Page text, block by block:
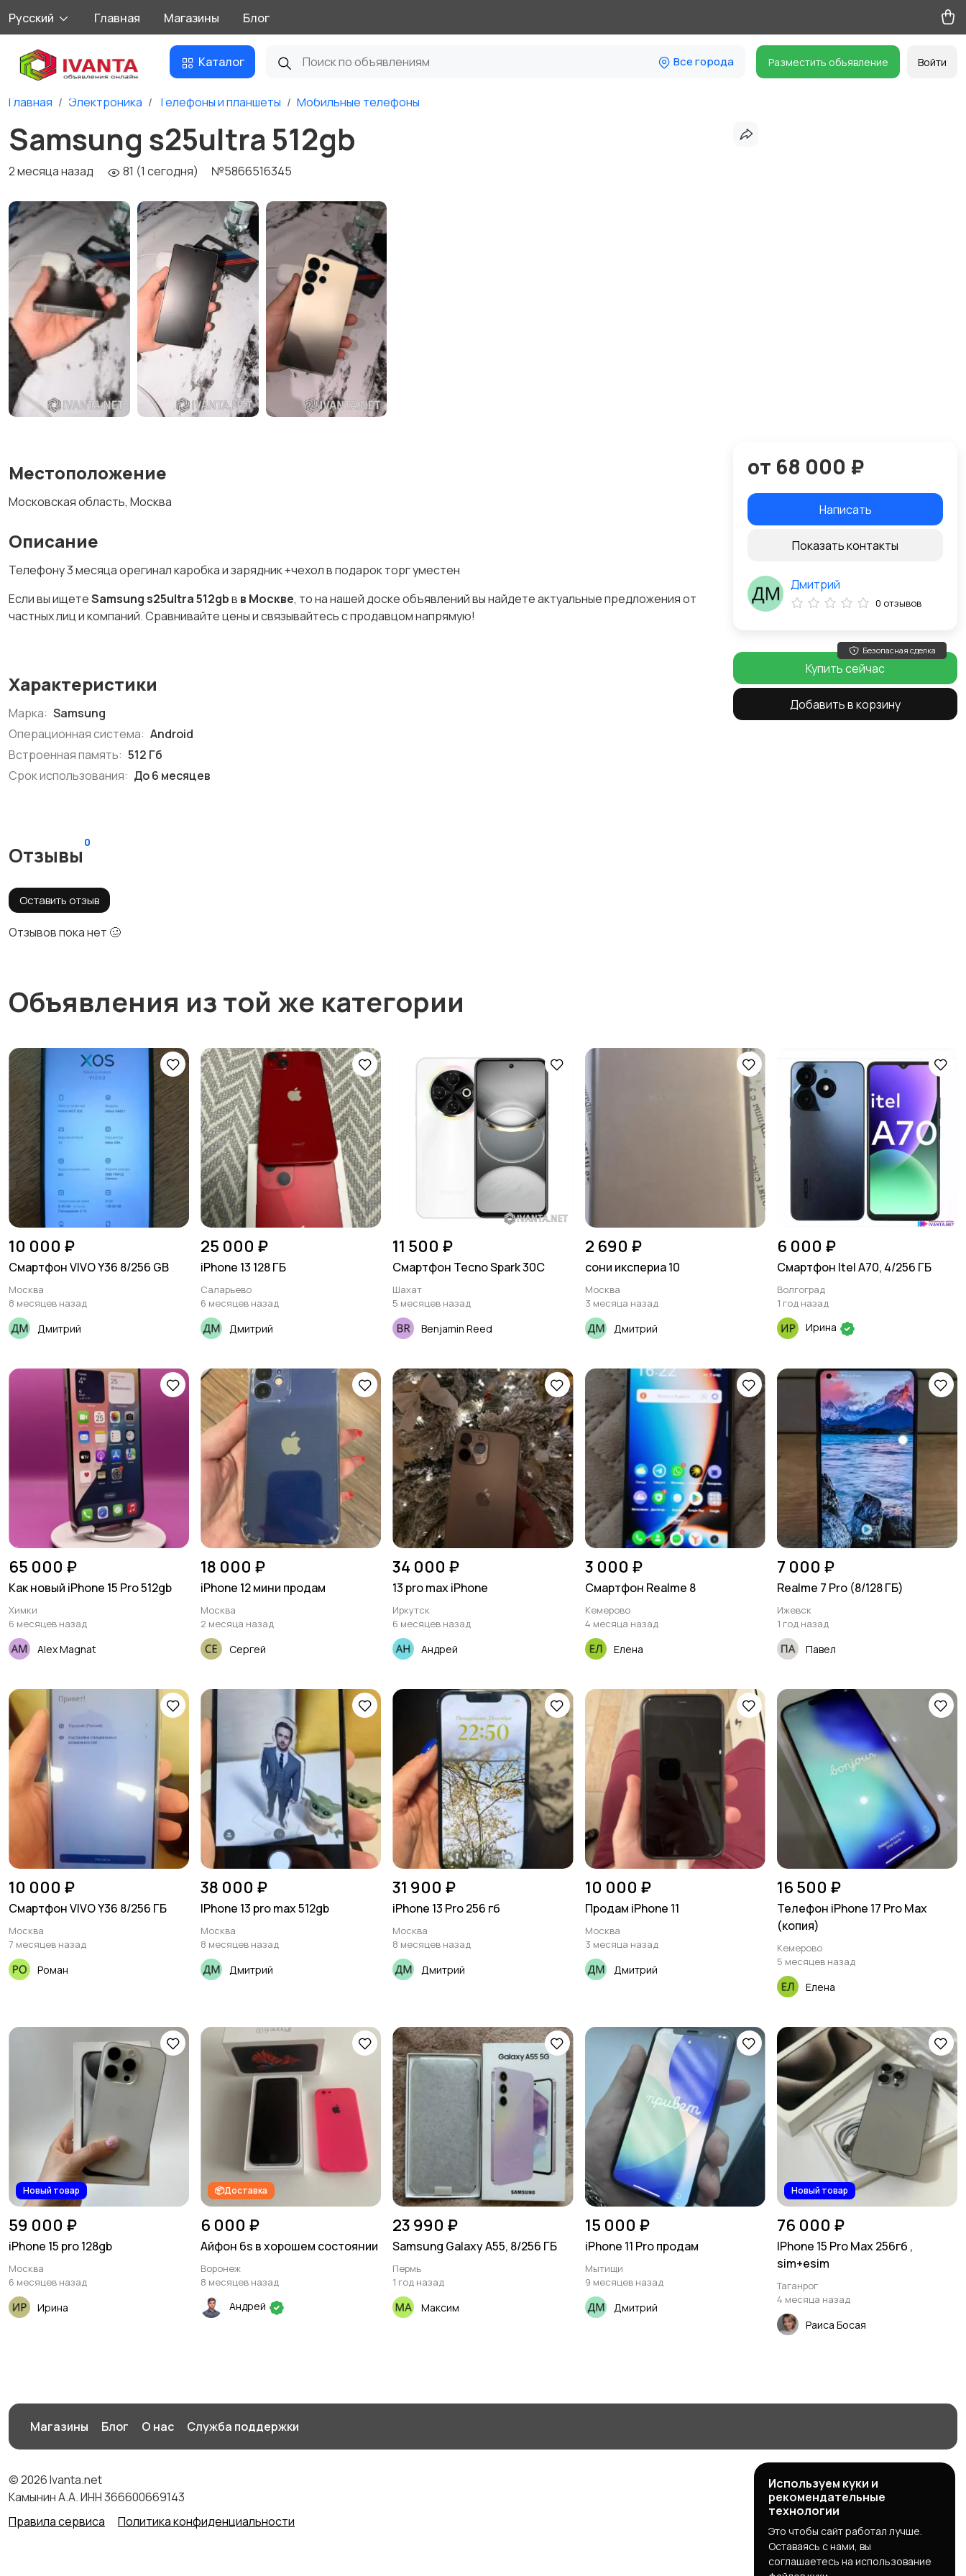
Русский Главная Магазины Блог
Каталог Все города Разместить объявление Войти
Главная Электроника Телефоны и планшеты Мобильные телефоны
Samsung s25ultra 512gb
2 месяца назад 81 (1 сегодня) №5866516345
Местоположение
Московская область, Москва
Описание
Телефону 3 месяца орегинал каробка и зарядник +чехол в подарок торг уместен
Если вы ищетеSamsung s25ultra 512gbв в Москве, то на нашей доске объявлений вы найдете актуальные предложения от
частных лиц и компаний. Сравнивайте цены и связывайтесь с продавцом напрямую!
Характеристики
Марка: Samsung
Операционная система: Android
Встроенная память: 512 Гб
Срок использования: До 6 месяцев
Отзывы
0
Оставить отзыв
Отзывов пока нет 🥴
от 68 000 ₽
Написать
Показать контакты
Дмитрий
0 отзывов
Безопасная сделка
Купить сейчас
Добавить в корзину
Объявления из той же категории
10 000 ₽
Смартфон VIVO Y36 8/256 GB
Москва
8 месяцев назад
Дмитрий
25 000 ₽
iPhone 13 128 ГБ
Саларьево
6 месяцев назад
Дмитрий
11 500 ₽
Смартфон Tecno Spark 30C
Шахат
5 месяцев назад
Benjamin Reed
2 690 ₽
сони икспериа 10
Москва
3 месяца назад
Дмитрий
6 000 ₽
Смартфон Itel A70, 4/256 ГБ
Волгоград
1 год назад
Ирина
65 000 ₽
Как новый iPhone 15 Pro 512gb
Химки
6 месяцев назад
Alex Magnat
18 000 ₽
iPhone 12 мини продам
Москва
2 месяца назад
Сергей
34 000 ₽
13 pro max iPhone
Иркутск
6 месяцев назад
Андрей
3 000 ₽
Смартфон Realme 8
Кемерово
4 месяца назад
Елена
7 000 ₽
Realme 7 Pro (8/128 ГБ)
Ижевск
1 год назад
Павел
10 000 ₽
Смартфон VIVO Y36 8/256 ГБ
Москва
7 месяцев назад
Роман
38 000 ₽
IPhone 13 pro max 512gb
Москва
8 месяцев назад
Дмитрий
31 900 ₽
iPhone 13 Pro 256 гб
Москва
8 месяцев назад
Дмитрий
10 000 ₽
Продам iPhone 11
Москва
3 месяца назад
Дмитрий
16 500 ₽
Телефон iPhone 17 Pro Max
(копия)
Кемерово
5 месяцев назад
Елена
Новый товар
59 000 ₽
iPhone 15 pro 128gb
Москва
6 месяцев назад
Ирина
📦Доставка
6 000 ₽
Айфон 6s в хорошем состоянии
Воронеж
8 месяцев назад
Андрей
23 990 ₽
Samsung Galaxy A55, 8/256 ГБ
Пермь
1 год назад
Максим
15 000 ₽
iPhone 11 Pro продам
Мытищи
9 месяцев назад
Дмитрий
Новый товар
76 000 ₽
IPhone 15 Pro Max 256гб ,
sim+esim
Таганрог
4 месяца назад
Раиса Босая
Магазины Блог О нас Служба поддержки
© 2026 Ivanta.net
Камынин А.А. ИНН 366600669143
Правила сервиса
Политика конфиденциальности
Используем куки и
рекомендательные
технологии
Это чтобы сайт работал лучше.
Оставаясь с нами, вы
соглашаетесь на использование